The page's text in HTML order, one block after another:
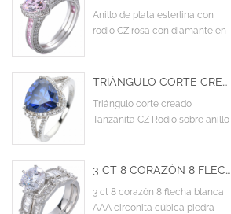
Anillo de plata esterlina con
rodio CZ rosa con diamante en
TRIÁNGULO CORTE CREADO TANZANITA CZ RODIO SOBRE ANILLO DE COMPROMISO DE DISEÑO DE ESTERLINA
Triángulo corte creado
Tanzanita CZ Rodio sobre anillo
3 CT 8 CORAZÓN 8 FLECHA BLANCA AAA CIRCONITA CÚBICA PIEDRA PRINCIPAL CÓCTEL ANILLOS DE BODA DE COMPROMISO
3 ct 8 corazón 8 flecha blanca
AAA circonita cúbica piedra